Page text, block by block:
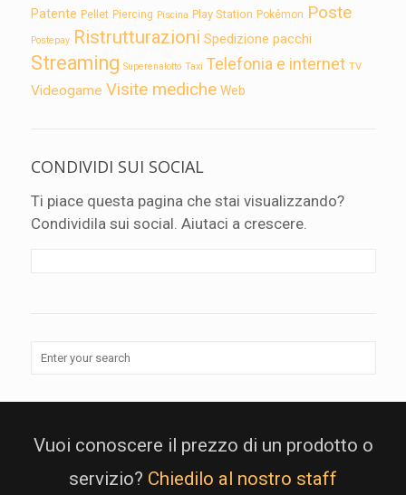
Patente Pellet Piercing Piscina Play Station Pokémon Poste
Postepay Ristrutturazioni Spedizione pacchi
Streaming Superenalotto Taxi Telefonia e internet TV
Videogame Visite mediche Web
CONDIVIDI SUI SOCIAL
Ti piace questa pagina che stai visualizzando?
Condividila sui social. Aiutaci a crescere.
Vuoi conoscere il prezzo di un prodotto o
servizio? Chiedilo al nostro staff